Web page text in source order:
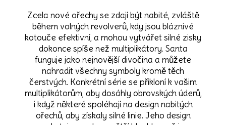
Zcela nové ořechy se zdají být nabité, zvláště
během volných revolverů, kdy jsou bláznivé
kotouče efektivní, a mohou vytvářet silné zisky
dokonce spíše než multiplikátory. Santa
funguje jako nejnovější divočina a můžete
nahradit všechny symboly kromě těch
čerstvých. Konkrétní série se přikloní k vašim
multiplikátorům, aby dosáhly obrovských úderů,
i když některé spoléhají na design nabitých
ořechů, aby získaly silné linie. Jeho design